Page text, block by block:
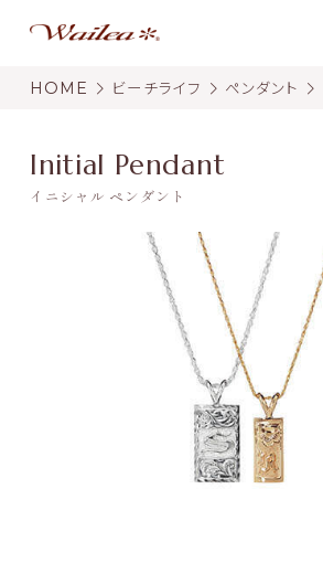
HOME ビーチライフ ペンダント
Initial Pendant
イニシャル ペンダント